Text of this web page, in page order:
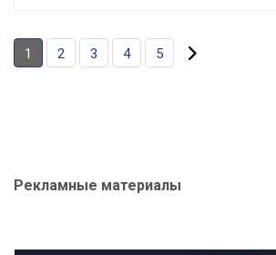
1 2 3 4 5
Рекламные материалы